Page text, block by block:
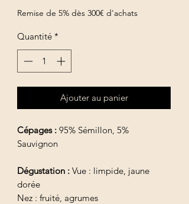
Remise de 5% dès 300€ d'achats
Quantité *
Ajouter au panier
Cépages : 95% Sémillon, 5%
Sauvignon
Dégustation : Vue : limpide, jaune
dorée
Nez : fruité, agrumes